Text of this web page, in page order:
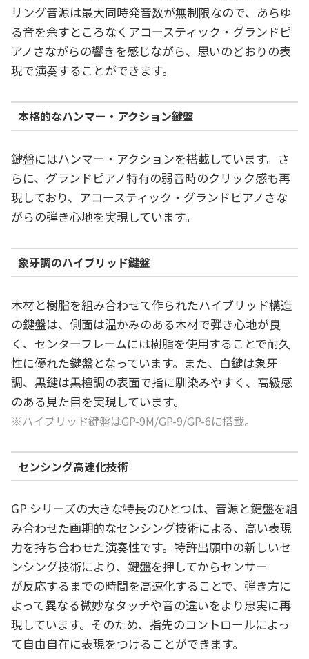
リング音源は最大同時発音数が無制限なので、あらゆ
る音を余すところなくアコースティック・グランドピ
アノさながらの響きを感じながら、思いのどおりの表
現で演奏することができます。
本格的なハンマー・アクション鍵盤
鍵盤にはハンマー・アクションを搭載しています。さ
らに、グランドピアノ特有の弱音時のクリック感も再
現しており、アコースティック・グランドピアノさな
がらの弾き心地を実現しています。
象牙調のハイブリッド鍵盤
木材と樹脂を組み合わせて作られたハイブリッド構造
の鍵盤は、側面は温かみのある木材で弾き心地が良
く、センターフレームには樹脂を使用することで耐久
性に優れた鍵盤となっています。また、白鍵は象牙
調、黒鍵は黒檀調の表面で指に馴染みやすく、高級感
のある見た目を実現しています。
※ハイブリッド鍵盤はGP-9M/GP-9/GP-6に搭載。
センシング高速化技術
GP シリーズの大きな特長のひとつは、音源と鍵盤を組
み合わせた画期的なセンシング技術による、高い表現
力を持ち合わせた演奏性です。特許出願中の新しいセ
ンシング技術により、鍵盤を押してからセンサー
が反応するまでの時間を高速化することで、弾き方に
よって異なる微妙なタッチや音の違いをより忠実に再
現しています。そのため、指先のコントロールによっ
て自由自在に表現をつけることができます。